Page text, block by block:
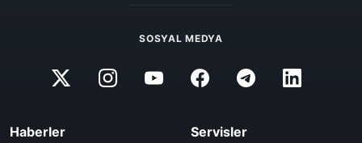
SOSYAL MEDYA
Haberler Servisler